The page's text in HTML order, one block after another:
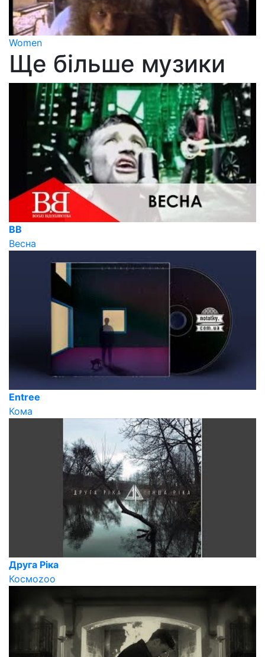
Women
Ще більше музики
ВВ
Весна
Entree
Кома
Друга Ріка
Космоzoo